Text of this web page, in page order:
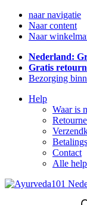
naar navigatie
Naar content
Naar
Nederland:
Gratis
Bezorging
Help
Waar is
Contact
Alle